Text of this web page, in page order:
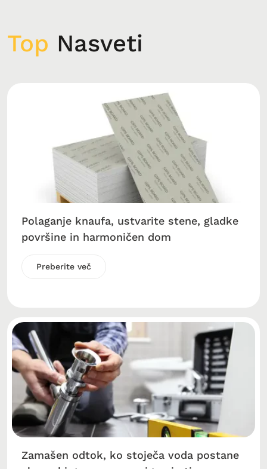
Top Nasveti
Polaganje knaufa, ustvarite stene, gladke
površine in harmoničen dom
Preberite več
Zamašen odtok, ko stoječa voda postane